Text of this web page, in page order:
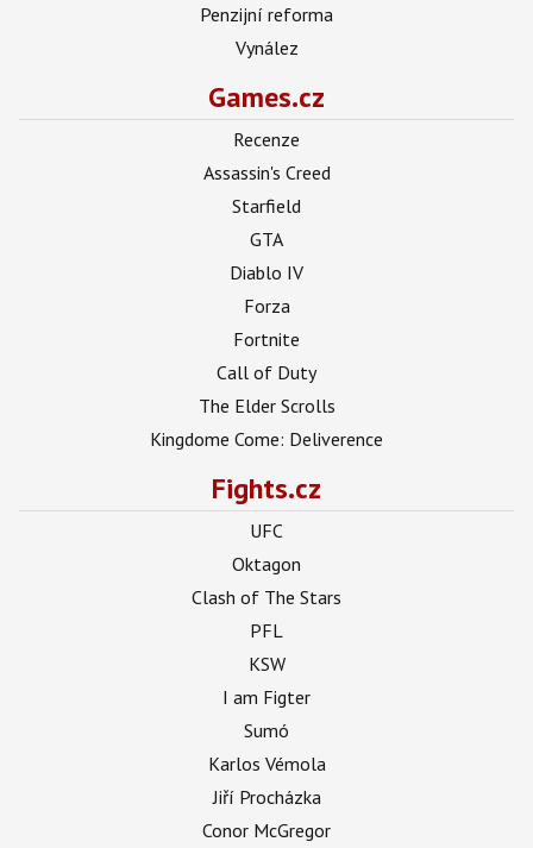
Penzijní reforma
Vynález
Games.cz
Recenze
Assassin's Creed
Starfield
GTA
Diablo IV
Forza
Fortnite
Call of Duty
The Elder Scrolls
Kingdome Come: Deliverence
Fights.cz
UFC
Oktagon
Clash of The Stars
PFL
KSW
I am Figter
Sumó
Karlos Vémola
Jiří Procházka
Conor McGregor